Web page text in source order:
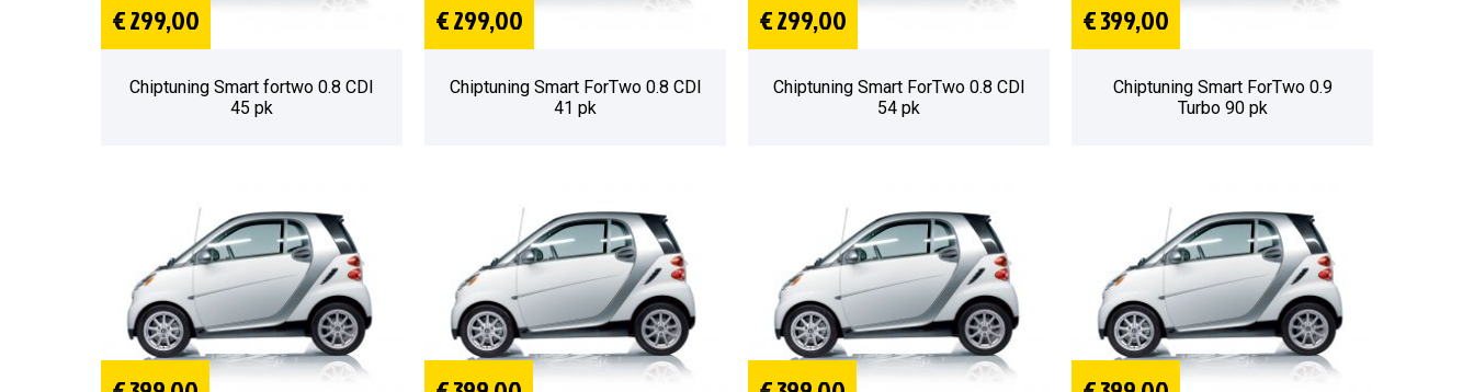
€ 299,00
Chiptuning Smart fortwo 0.8 CDI
45 pk
€ 299,00
Chiptuning Smart ForTwo 0.8 CDI
41 pk
€ 299,00
Chiptuning Smart ForTwo 0.8 CDI
54 pk
€ 399,00
Chiptuning Smart ForTwo 0.9
Turbo 90 pk